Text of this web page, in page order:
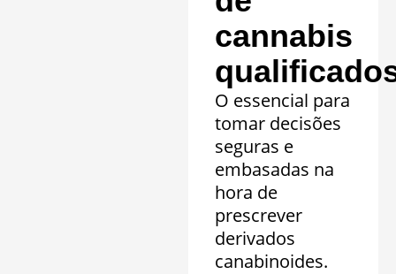
cannabis
O essencial para
tomar decisões
seguras e
embasadas na
hora de
prescrever
derivados
canabinoides.